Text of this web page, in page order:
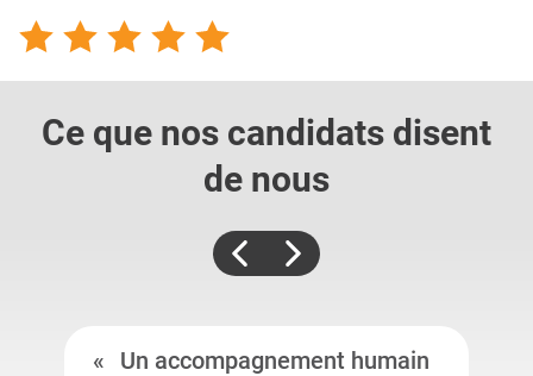
Ce que nos candidats disent
de nous
Un accompagnement humain